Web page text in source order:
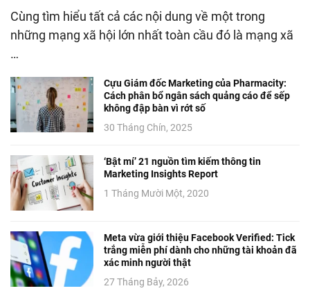
Cùng tìm hiểu tất cả các nội dung về một trong
những mạng xã hội lớn nhất toàn cầu đó là mạng xã
…
Cựu Giám đốc Marketing của Pharmacity:
Cách phân bổ ngân sách quảng cáo để sếp
không đập bàn vì rớt số
30 Tháng Chín, 2025
‘Bật mí’ 21 nguồn tìm kiếm thông tin
Marketing Insights Report
1 Tháng Mười Một, 2020
Meta vừa giới thiệu Facebook Verified: Tick
trắng miễn phí dành cho những tài khoản đã
xác minh người thật
27 Tháng Bảy, 2026